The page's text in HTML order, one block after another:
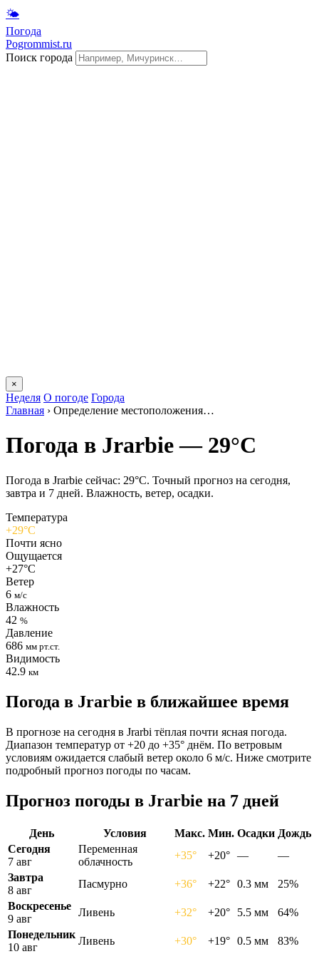
🌤
Погода
Pogrommist.ru
Поиск города
×
Неделя О погоде Города
Главная › Определение местоположения…
Погода в Jrarbiе — 29°C
Погода в Jrarbiе сейчас: 29°C. Точный прогноз на сегодня,
завтра и 7 дней. Влажность, ветер, осадки.
Температура
+29°C
Почти ясно
Ощущается
+27°C
Ветер
6 м/с
Влажность
42 %
Давление
686 мм рт.ст.
Видимость
42.9 км
Погода в Jrarbiе в ближайшее время
В прогнозе на сегодня в Jrarbi тёплая почти ясная погода.
Диапазон температур от +20 до +35° днём. По ветровым
условиям ожидается слабый ветер около 6 м/с. Ниже смотрите
подробный прогноз погоды по часам.
Прогноз погоды в Jrarbiе на 7 дней
День Условия Макс. Мин. Осадки Дождь
Сегодня
7 авг
Переменная
облачность
+35° +20° —
—
Завтра
8 авг
Пасмурно +36° +22° 0.3 мм
25%
Воскресенье
9 авг
Ливень +32° +20° 5.5 мм
64%
Понедельник
10 авг
Ливень +30° +19° 0.5 мм
83%